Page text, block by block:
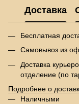
Доставка
Бесплатная
Самовывоз из
Доставка
отделение (по
Подробнее о
Наличными